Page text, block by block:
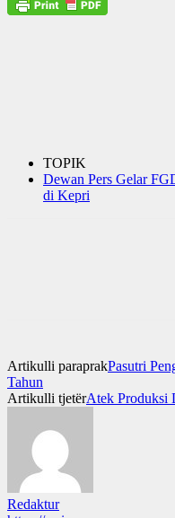
TOPIK
Dewan Pers Gelar
di Kepri
Artikulli paraprakPasutri
Tahun
Artikulli tjetërAtek Produksi
Redaktur